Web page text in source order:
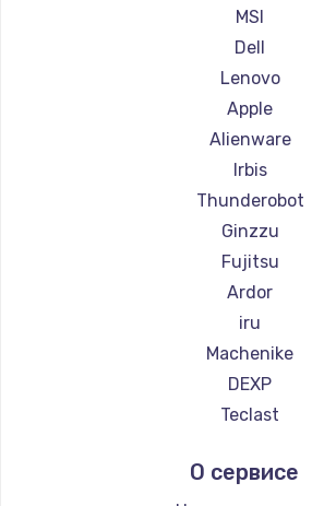
Заказать
Замена материнской
Заказать
MSI
Dell
Lenovo
Apple
Alienware
Irbis
Thunderobot
Ginzzu
Fujitsu
Ardor
iru
Machenike
DEXP
Teclast
Beelink
О сервисе